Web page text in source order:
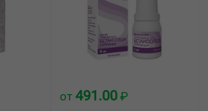
от 491.00 ₽